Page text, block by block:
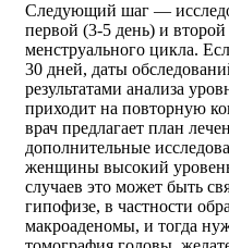
Следующий шаг —
первой (3-5 день) и
менструального цикла.
30 дней, даты
результатами анализа
приходит на повторную
врач предлагает план
дополнительные
женщины высокий
случаев это может быть
гипофизе, в частности
макроаденомы, и тогда